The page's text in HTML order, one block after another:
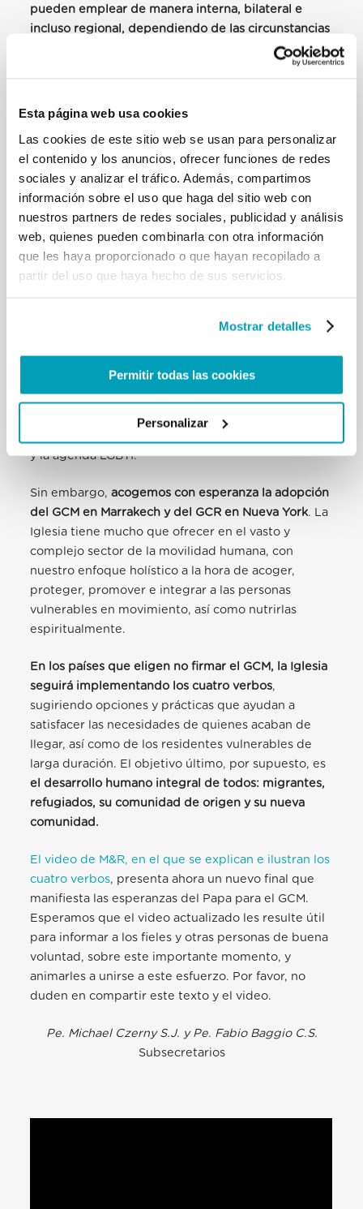
Esta página web usa cookies
Las cookies de este sitio web se usan para personalizar
el contenido y los anuncios, ofrecer funciones de redes
sociales y analizar el tráfico. Además, compartimos
información sobre el uso que haga del sitio web con
nuestros partners de redes sociales, publicidad y análisis
web, quienes pueden combinarla con otra información
que les haya proporcionado o que hayan recopilado a
partir del uso que haya hecho de sus servicios.
Mostrar detalles
Permitir todas las cookies
Personalizar
pueden emplear de manera interna, bilateral e
incluso regional, dependiendo de las circunstancias
. Por lo
tanto, las políticas eficaces y las mejores prácticas
organizaciones religiosas y de otro tipo, se recogen
una plataforma y un marco de referencia común
para toda la comunidad internacional. Una mayor
cooperación y una responsabilidad compartida son
temas importantes, presentes en ambos Pactos.
La Santa Sede, si bien acoge con satisfacción el
Pacto Mundial para una Migración Segura,
Ordenada y Regular, tiene algunasreservas y
incluyen una terminología, principios y directrices
comunidad internacional, ni están en línea con los
principios católicos, es decir, referencias a
documentos que sugieren el llamado “Paquete de
Servicios Iniciales Mínimos” (PSIM), servicios para la
y la agenda LGBTI.
Sin embargo,acogemos con esperanza la adopción
del GCM en Marrakech y del GCR en Nueva York. La
Iglesia tiene mucho que ofrecer en el vasto y
complejo sector de la movilidad humana, con
nuestro enfoque holístico a la hora de acoger,
proteger, promover e integrar a las personas
vulnerables en movimiento, así como nutrirlas
espiritualmente.
En los países que eligen no firmar el GCM, la Iglesia
seguirá implementando los cuatro verbos,
sugiriendo opciones y prácticas que ayudan a
satisfacer las necesidades de quienes acaban de
llegar, así como de los residentes vulnerables de
larga duración. El objetivo último, por supuesto, es
el desarrollo humano integral de todos: migrantes,
refugiados, su comunidad de origen y su nueva
comunidad.
El video de M&R, en el que se explican e ilustran los
cuatro verbos, presenta ahora un nuevo final que
manifiesta las esperanzas del Papa para el GCM.
Esperamos que el video actualizado les resulte útil
para informar a los fieles y otras personas de buena
voluntad, sobre este importante momento, y
animarles a unirse a este esfuerzo. Por favor, no
duden en compartir este texto y el video.
Pe. Michael Czerny S.J. y Pe. Fabio Baggio C.S.
Subsecretarios